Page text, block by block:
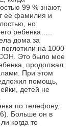
99 % знают,
ее фамилия и
но
ребенка…..
дома за
на 1000
СОН. Это было мое
продолжал
При этом
помощь,
детей не
по телефону,
Больше он в
когда то